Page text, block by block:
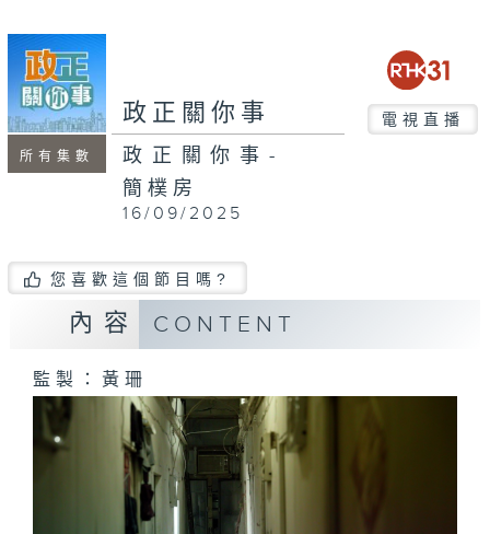
minutes,
seconds
所有集數
政正關你事 電視直播
政正關你事-
簡樸房
16/09/2025
您喜歡這個節目嗎?
內容 CONTENT
監製：黃珊